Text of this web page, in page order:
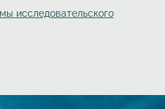
исследовательского